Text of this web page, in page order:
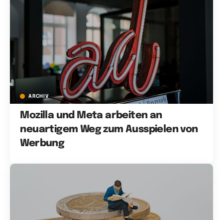
ARCHIV
Mozilla und Meta arbeiten an
neuartigem Weg zum Ausspielen von
Werbung